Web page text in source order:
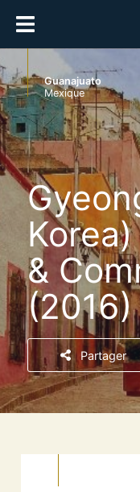
Guanajuato
Mexique
&
(2016)
Partager